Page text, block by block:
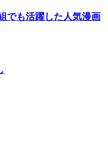
でも活躍した人気漫画